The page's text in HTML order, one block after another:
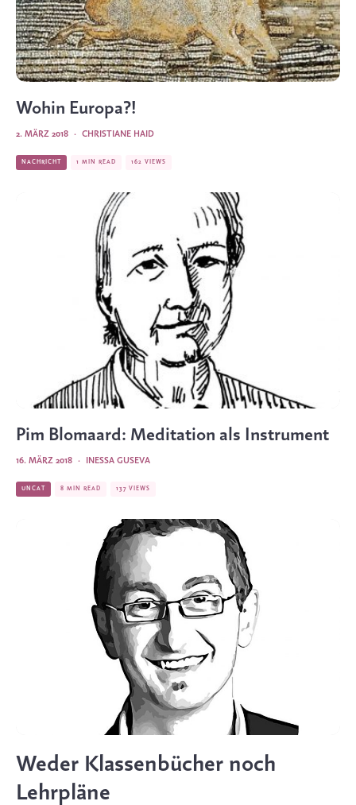
Wohin Europa?!
CHRISTIANE HAID
·
2. MÄRZ 2018
NACHRICHT 1 MIN READ 162 VIEWS
Pim Blomaard: Meditation als Instrument
INESSA GUSEVA
·
16. MÄRZ 2018
UNCAT 8 MIN READ 137 VIEWS
Weder Klassenbücher noch
Lehrpläne